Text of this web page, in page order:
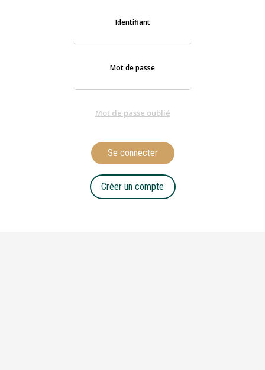
Identifiant
Mot de passe
Mot de passe oublié
Se connecter
Créer un compte